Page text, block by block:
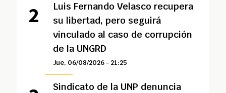
Luis Fernando Velasco recupera
su libertad, pero seguirá
vinculado al caso de corrupción
de la UNGRD
Jue, 06/08/2026 - 21:25
Sindicato de la UNP denuncia